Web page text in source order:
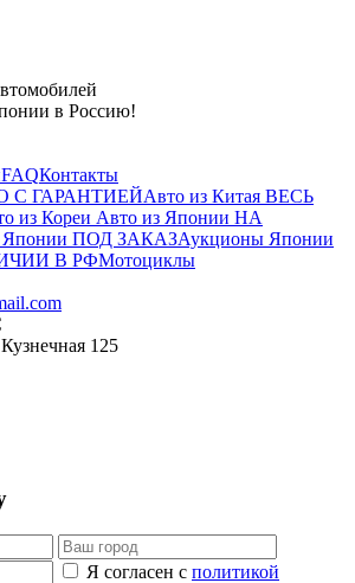
в Россию!
FAQКонтакты
С ГАРАНТИЕЙАвто из Китая ВЕСЬ
из Кореи Авто из Японии НА
Японии ПОД ЗАКАЗАукционы Японии
В РФМотоциклы
125
Я согласен с политикой